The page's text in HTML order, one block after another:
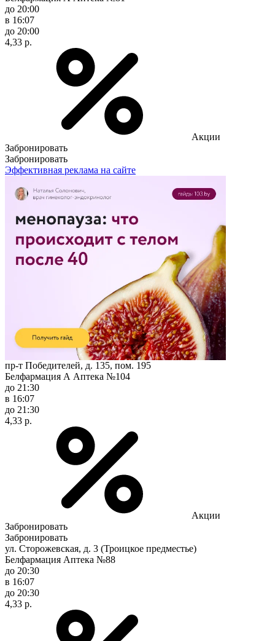
до 20:00
в 16:07
до 20:00
4,33 р.
Акции
Забронировать
Забронировать
Эффективная реклама на сайте
пр-т Победителей, д. 135, пом. 195
Белфармация А Аптека №104
до 21:30
в 16:07
до 21:30
4,33 р.
Акции
Забронировать
Забронировать
ул. Сторожевская, д. 3 (Троицкое предместье)
Белфармация Аптека №88
до 20:30
в 16:07
до 20:30
4,33 р.